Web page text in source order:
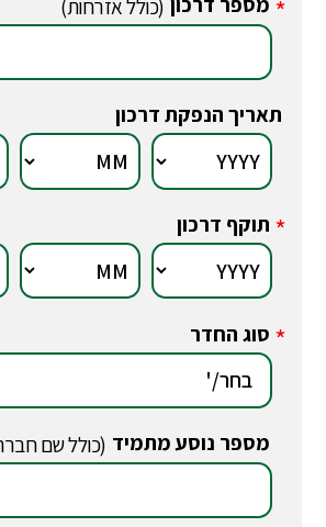
* (כולל אזרחות)
תאריך הנפקת דרכון
* תוקף דרכון
* סוג החדר
מספר נוסע מתמיד (כולל שם